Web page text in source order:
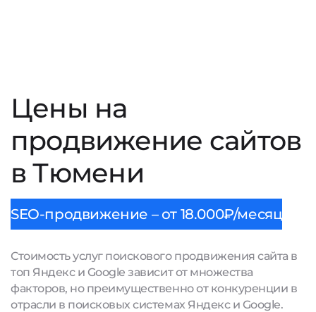
Цены на
продвижение сайтов
в Тюмени
SEO-продвижение – от 18.000₽/месяц
Стоимость услуг поискового продвижения сайта в
топ Яндекс и Google зависит от множества
факторов, но преимущественно от конкуренции в
отрасли в поисковых системах Яндекс и Google.